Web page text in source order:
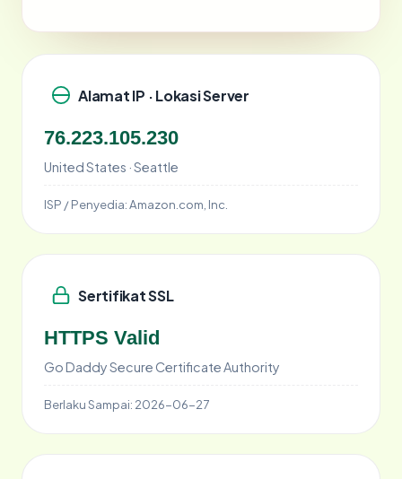
Alamat IP · Lokasi Server
76.223.105.230
United States · Seattle
ISP / Penyedia:Amazon.com, Inc.
Sertifikat SSL
HTTPS Valid
Go Daddy Secure Certificate Authority
Berlaku Sampai: 2026-06-27